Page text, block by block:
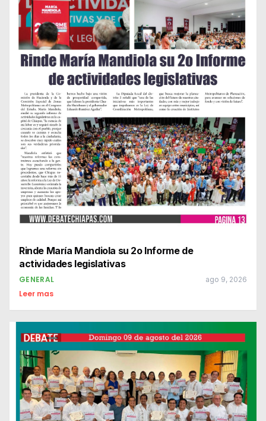
Rinde María Mandiola su 2o Informe de
actividades legislativas
GENERAL ago 9, 2026
Leer mas